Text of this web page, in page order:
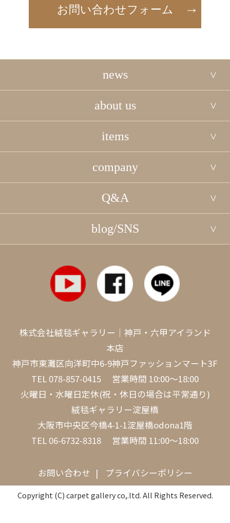
お問い合わせフォーム
news
about us
items
company
Q&A
blog/SNS
株式会社絨毯ギャラリー｜神戸・六甲アイランド
本店
神戸市東灘区向洋町中6-9神戸ファッションマート3F
TEL 078-857-0415 営業時間 10:00～18:00
火曜日・水曜日定休(祝・休日の場合は平常通り)
絨毯ギャラリー淀屋橋
大阪市中央区今橋4-1-1淀屋橋odona1階
TEL 06-6732-8318 営業時間 11:00～18:00
お問い合わせ プライバシーポリシー
Copyright (C) carpet gallery co,.ltd. All Rights Reserved.